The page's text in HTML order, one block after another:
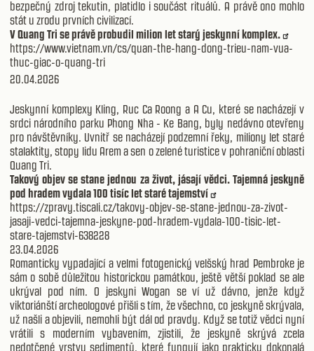
bezpečný zdroj tekutin, platidlo i součást rituálů. A právě ono mohlo
stát u zrodu prvních civilizací.
V Quang Tri se právě probudil milion let starý jeskynní komplex.
https://www.vietnam.vn/cs/quan-the-hang-dong-trieu-nam-vua-
thuc-giac-o-quang-tri
20.04.2026
Jeskynní komplexy Kling, Ruc Ca Roong a A Cu, které se nacházejí v
srdci národního parku Phong Nha - Ke Bang, byly nedávno otevřeny
pro návštěvníky. Uvnitř se nacházejí podzemní řeky, miliony let staré
stalaktity, stopy lidu Arem a sen o zelené turistice v pohraniční oblasti
Quang Tri.
Takový objev se stane jednou za život, jásají vědci. Tajemná jeskyně
pod hradem vydala 100 tisíc let staré tajemství
https://zpravy.tiscali.cz/takovy-objev-se-stane-jednou-za-zivot-
jasaji-vedci-tajemna-jeskyne-pod-hradem-vydala-100-tisic-let-
stare-tajemstvi-638228
23.04.2026
Romanticky vypadající a velmi fotogenický velšský hrad Pembroke je
sám o sobě důležitou historickou památkou, ještě větší poklad se ale
ukrýval pod ním. O jeskyni Wogan se ví už dávno, jenže když
viktoriánští archeologové přišli s tím, že všechno, co jeskyně skrývala,
už našli a objevili, nemohli být dál od pravdy. Když se totiž vědci nyní
vrátili s moderním vybavením, zjistili, že jeskyně skrývá zcela
nedotčené vrstvy sedimentů, které fungují jako prakticky dokonalá